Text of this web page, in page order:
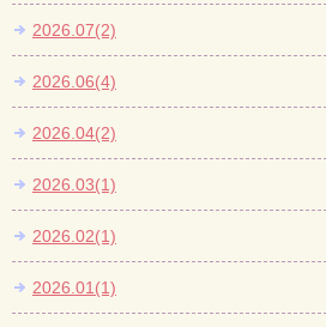
2026.07(2)
2026.06(4)
2026.04(2)
2026.03(1)
2026.02(1)
2026.01(1)